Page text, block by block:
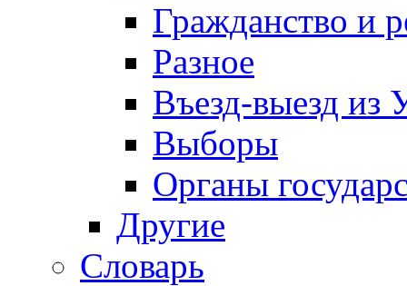
Гражданство и
Разное
Въезд-выезд из
Выборы
Органы
Другие
Словарь